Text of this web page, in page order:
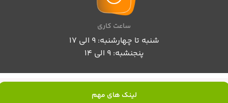
ساعت کاری
شنبه تا چهارشنبه: 9 الی 17
پنجنشبه: 9 الی 14
لینک های مهم